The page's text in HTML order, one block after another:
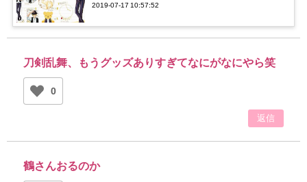
2019-07-17 10:57:52
刀剣乱舞、もうグッズありすぎてなにがなにやら笑
0
返信
鶴さんおるのか